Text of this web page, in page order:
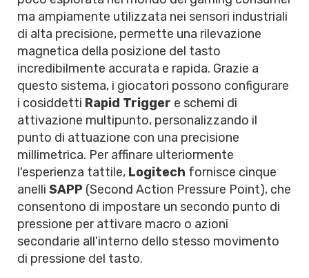
ma ampiamente utilizzata nei sensori industriali
di alta precisione, permette una rilevazione
magnetica della posizione del tasto
incredibilmente accurata e rapida. Grazie a
questo sistema, i giocatori possono configurare
i cosiddetti Rapid Trigger e schemi di
attivazione multipunto, personalizzando il
punto di attuazione con una precisione
millimetrica. Per affinare ulteriormente
l'esperienza tattile, Logitech fornisce cinque
anelli SAPP (Second Action Pressure Point), che
consentono di impostare un secondo punto di
pressione per attivare macro o azioni
secondarie all'interno dello stesso movimento
di pressione del tasto.